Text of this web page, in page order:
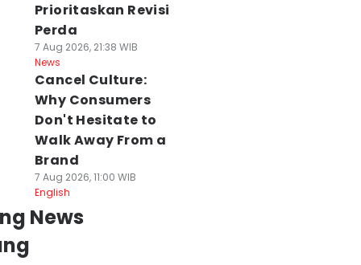
Prioritaskan Revisi
Perda
7 Aug 2026, 21:38 WIB
News
Cancel Culture:
Why Consumers
Don't Hesitate to
Walk Away From a
Brand
7 Aug 2026, 11:00 WIB
English
News